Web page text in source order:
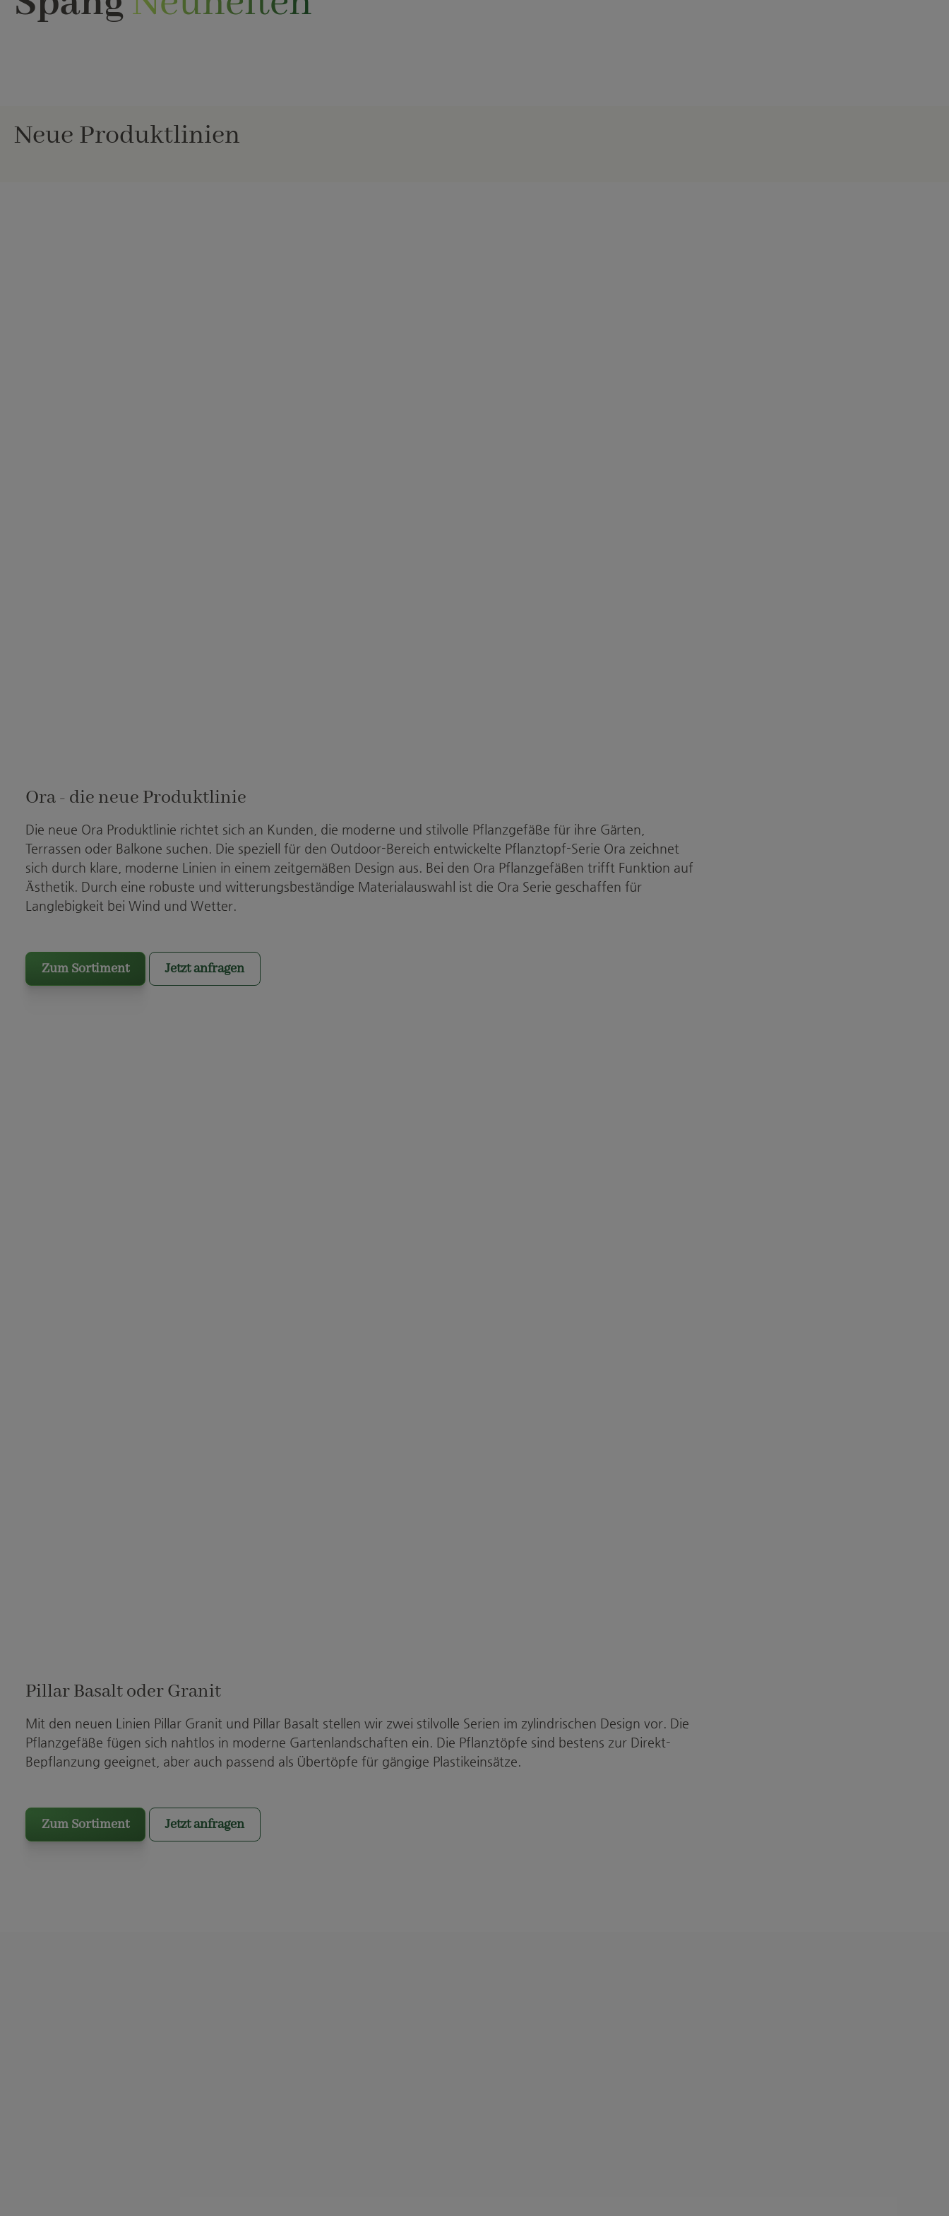
Neue Produktlinien
Ora - die neue Produktlinie
Die neue Ora Produktlinie richtet sich an Kunden, die moderne und stilvolle Pflanzgefäße für ihre Gärten,
Terrassen oder Balkone suchen. Die speziell für den Outdoor-Bereich entwickelte Pflanztopf-Serie Ora zeichnet
sich durch klare, moderne Linien in einem zeitgemäßen Design aus. Bei den Ora Pflanzgefäßen trifft Funktion auf
Ästhetik. Durch eine robuste und witterungsbeständige Materialauswahl ist die Ora Serie geschaffen für
Langlebigkeit bei Wind und Wetter.
Zum Sortiment Jetzt anfragen
Pillar Basalt oder Granit
Mit den neuen Linien Pillar Granit und Pillar Basalt stellen wir zwei stilvolle Serien im zylindrischen Design vor. Die
Pflanzgefäße fügen sich nahtlos in moderne Gartenlandschaften ein. Die Pflanztöpfe sind bestens zur Direkt-
Bepflanzung geeignet, aber auch passend als Übertöpfe für gängige Plastikeinsätze.
Zum Sortiment Jetzt anfragen